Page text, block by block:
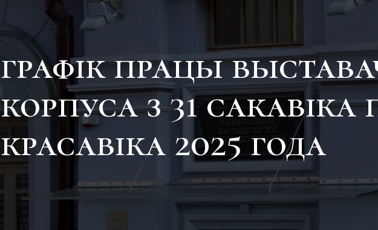
графік працы
корпуса з 31 сакавіка
красавіка 2025 года